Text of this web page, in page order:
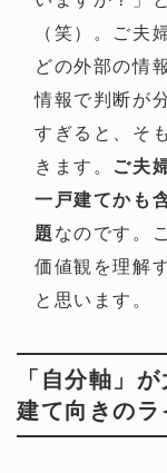
（笑）。ご夫
どの外部の情
情報で判断が
すぎると、そ
きます。 ご夫
一戸建てかも
題 なのです。
価値観を理解
と思います。
「自分軸」
建て向きの